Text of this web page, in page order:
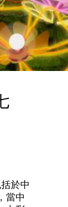
於中
當中